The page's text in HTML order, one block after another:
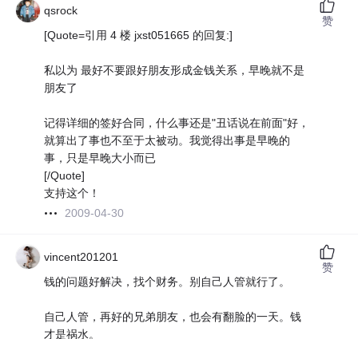
qsrock
[Quote=引用 4 楼 jxst051665 的回复:]
私以为 最好不要跟好朋友形成金钱关系，早晚就不是
朋友了
记得详细的签好合同，什么事还是"丑话说在前面"好，
就算出了事也不至于太被动。我觉得出事是早晚的
事，只是早晚大小而已
[/Quote]
支持这个！
2009-04-30
赞
vincent201201
钱的问题好解决，找个财务。别自己人管就行了。
自己人管，再好的兄弟朋友，也会有翻脸的一天。钱
才是祸水。
赞